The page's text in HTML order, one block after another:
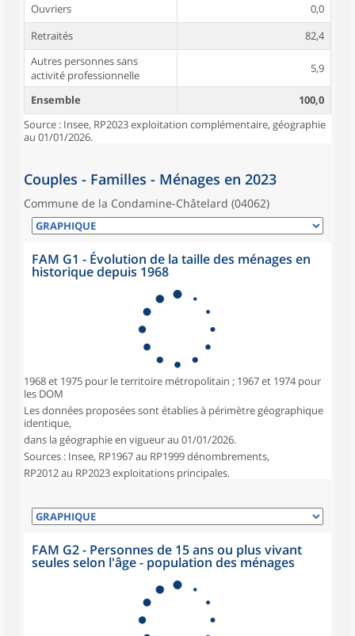
Ouvriers
0,0
Retraités
82,4
Autres personnes sans
activité professionnelle
5,9
Ensemble
100,0
Source : Insee, RP2023 exploitation complémentaire, géographie
au 01/01/2026.
Couples - Familles - Ménages en 2023
Commune de la Condamine-Châtelard (04062)
FAM G1 - Évolution de la taille des ménages en
historique depuis 1968
1968 et 1975 pour le territoire métropolitain ; 1967 et 1974 pour
les DOM
Les données proposées sont établies à périmètre géographique
identique,
dans la géographie en vigueur au 01/01/2026.
Sources : Insee, RP1967 au RP1999 dénombrements,
RP2012 au RP2023 exploitations principales.
FAM G2 - Personnes de 15 ans ou plus vivant
seules selon l'âge - population des ménages